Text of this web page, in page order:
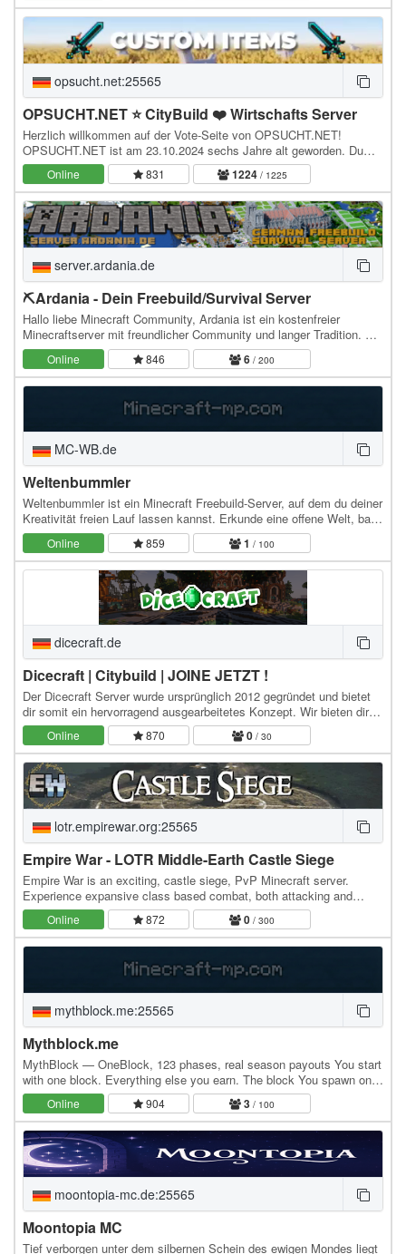
opsucht.net:25565
OPSUCHT.NET ⭐ CityBuild ❤️ Wirtschafts Server
Herzlich willkommen auf der Vote-Seite von OPSUCHT.NET!
OPSUCHT.NET ist am 23.10.2024 sechs Jahre alt geworden. Du
hast bei uns die Auswahl zwischen vier verschiedenen…
Online 831 1224/ 1225
server.ardania.de
⛏Ardania - Dein Freebuild/Survival Server
Hallo liebe Minecraft Community, Ardania ist ein kostenfreier
Minecraftserver mit freundlicher Community und langer Tradition. Die
früheste Serverversion entstand…
Online 846 6 / 200
MC-WB.de
Weltenbummler
Weltenbummler ist ein Minecraft Freebuild-Server, auf dem du deiner
Kreativität freien Lauf lassen kannst. Erkunde eine offene Welt, baue
beeindruckende Strukturen und…
Online 859 1 / 100
dicecraft.de
Dicecraft | Citybuild | JOINE JETZT !
Der Dicecraft Server wurde ursprünglich 2012 gegründet und bietet
dir somit ein hervorragend ausgearbeitetes Konzept. Wir bieten dir
ein leichtes Citybuild System…
Online 870 0 / 30
lotr.empirewar.org:25565
Empire War - LOTR Middle-Earth Castle Siege
Empire War is an exciting, castle siege, PvP Minecraft server.
Experience expansive class based combat, both attacking and
defending locations from the Lord of the Rings…
Online 872 0 / 300
mythblock.me:25565
Mythblock.me
MythBlock — OneBlock, 123 phases, real season payouts You start
with one block. Everything else you earn. The block You spawn on a
single block. Break it, it comes back…
Online 904 3 / 100
moontopia-mc.de:25565
Moontopia MC
Tief verborgen unter dem silbernen Schein des ewigen Mondes liegt